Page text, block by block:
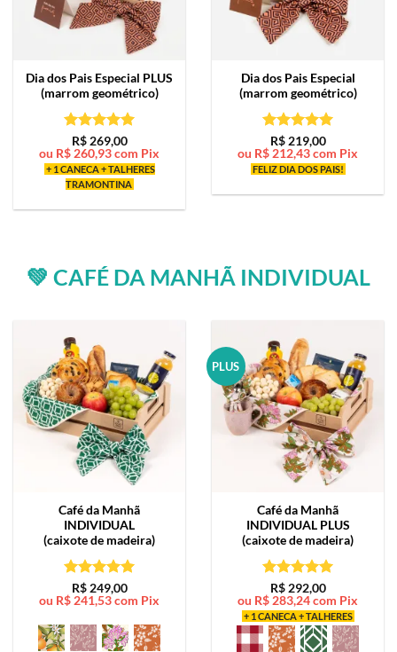
Dia dos Pais Especial PLUS
(marrom geométrico)
Avaliação5
de 5
R$269,00
ou R$ 260,93com Pix
+ 1 CANECA + TALHERES
TRAMONTINA
Dia dos Pais Especial
(marrom geométrico)
Avaliação5
de 5
R$219,00
ou R$ 212,43com Pix
FELIZ DIA DOS PAIS!
💚 CAFÉ DA MANHÃ INDIVIDUAL
Café da Manhã
INDIVIDUAL
(caixote de madeira)
Avaliação5
de 5
R$249,00
ou R$241,53com Pix
PLUS
Café da Manhã
INDIVIDUAL PLUS
(caixote de madeira)
Avaliação5
de 5
R$292,00
ou R$283,24com Pix
+ 1 CANECA + TALHERES